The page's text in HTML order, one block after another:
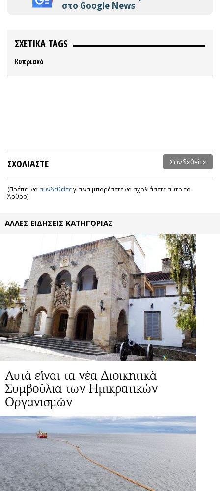
στο Google News
ΣΧΕΤΙΚΑ TAGS
Κυπριακό
ΣΧΟΛΙΑΣΤΕ Συνδεθείτε
(Πρέπει να συνδεθείτεγια να μπορέσετε να σχολιάσετε αυτο το
Άρθρο)
ΑΛΛΕΣ ΕΙΔΗΣΕΙΣ ΚΑΤΗΓΟΡΙΑΣ
Αυτά είναι τα νέα Διοικητικά
Συμβούλια των Ημικρατικών
Οργανισμών